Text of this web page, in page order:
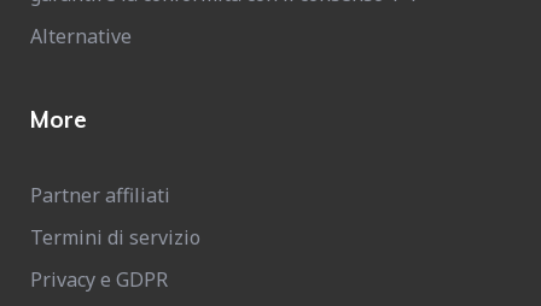
Alternative
More
Partner affiliati
Termini di servizio
Privacy e GDPR